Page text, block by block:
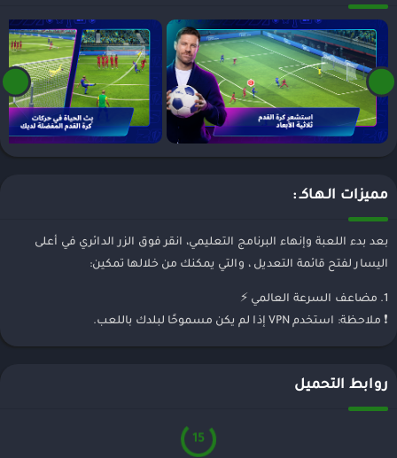
مميزات الـهـاكـ :
بعد بدء اللعبة وإنهاء البرنامج التعليمي، انقر فوق الزر الدائري في أعلى
اليسار لفتح قائمة التعديل ، والتي يمكنك من خلالها تمكين:
1. مضاعف السرعة العالمي ⚡️
❗️ ملاحظة: استخدم VPN إذا لم يكن مسموحًا لبلدك باللعب.
روابط التحميل
15